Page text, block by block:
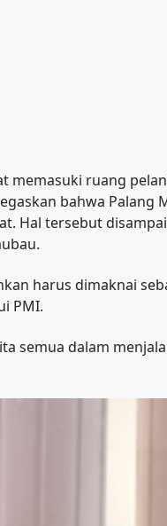
memasuki ruang
bahwa
Hal tersebut
harus dimaknai
PMI.
semua dalam